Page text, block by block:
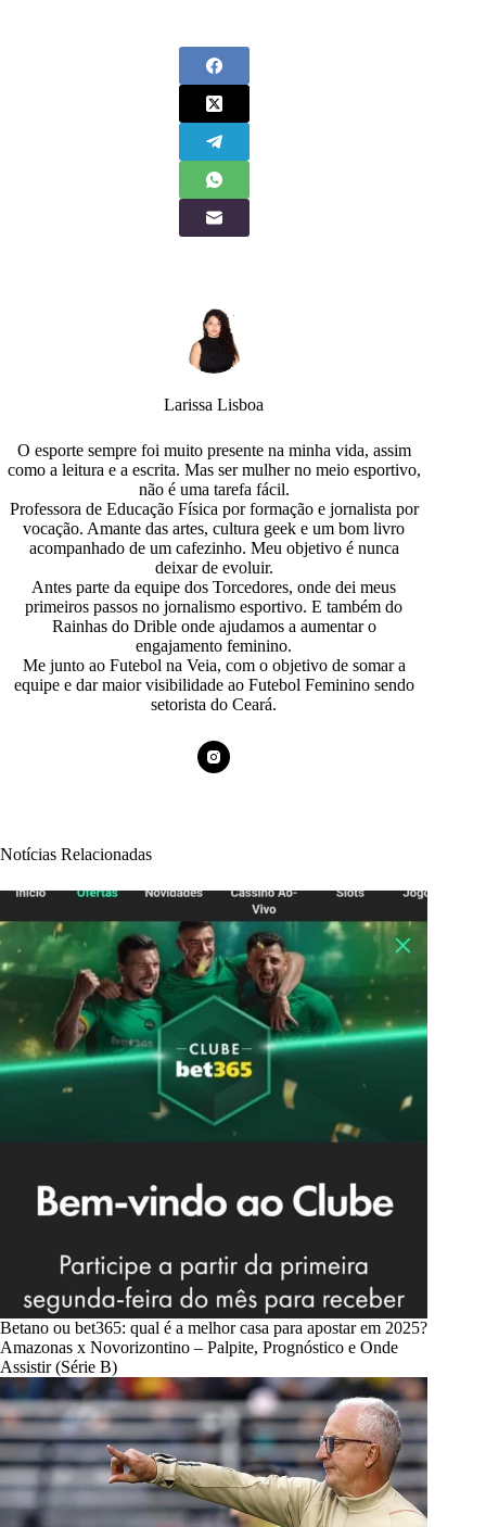
Larissa Lisboa
O esporte sempre foi muito presente na minha vida, assim
como a leitura e a escrita. Mas ser mulher no meio esportivo,
não é uma tarefa fácil.
Professora de Educação Física por formação e jornalista por
vocação. Amante das artes, cultura geek e um bom livro
acompanhado de um cafezinho. Meu objetivo é nunca
deixar de evoluir.
Antes parte da equipe dos Torcedores, onde dei meus
primeiros passos no jornalismo esportivo. E também do
Rainhas do Drible onde ajudamos a aumentar o
engajamento feminino.
Me junto ao Futebol na Veia, com o objetivo de somar a
equipe e dar maior visibilidade ao Futebol Feminino sendo
setorista do Ceará.
Notícias Relacionadas
Betano ou bet365: qual é a melhor casa para apostar em 2025?
Amazonas x Novorizontino – Palpite, Prognóstico e Onde
Assistir (Série B)